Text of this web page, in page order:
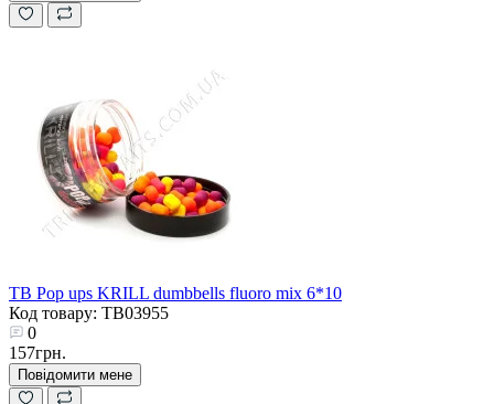
TB Pop ups KRILL dumbbells fluoro mix 6*10
Код товару: TB03955
0
157грн.
Повідомити мене